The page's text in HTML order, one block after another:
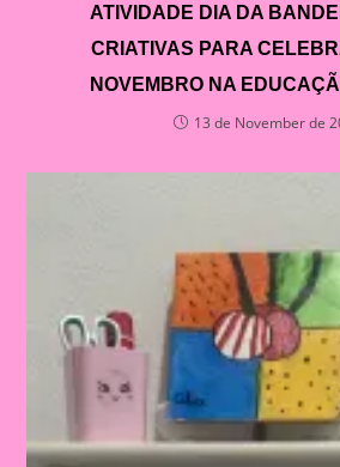
ATIVIDADE DIA DA
CRIATIVAS PARA
NOVEMBRO NA
13 de November de